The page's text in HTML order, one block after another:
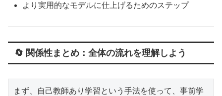
より実用的なモデルに仕上げるためのステップ
🔄 関係性まとめ：全体の流れを理解しよう
まず、自己教師あり学習という手法を使って、事前学